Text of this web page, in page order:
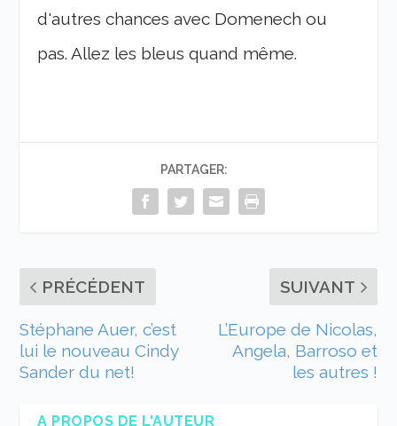
d'autres chances avec Domenech ou
pas. Allez les bleus quand même.
PARTAGER:
PRÉCÉDENT
Stéphane Auer, c’est
lui le nouveau Cindy
Sander du net!
SUIVANT
L’Europe de Nicolas,
Angela, Barroso et
les autres !
A PROPOS DE L'AUTEUR